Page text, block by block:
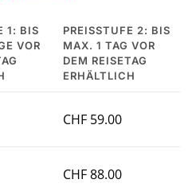
1: BIS
VOR
PREISSTUFE 2: BIS
MAX. 1 TAG VOR
DEM REISETAG
ERHÄLTLICH
CHF 59.00
CHF 88.00